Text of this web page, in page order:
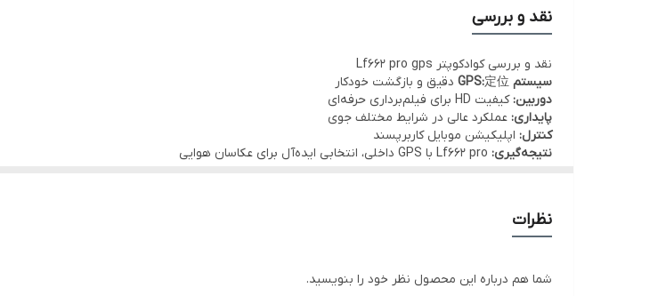
نقد و بررسی
نقد و بررسی کوادکوپتر Lf662 pro gps
سیستم GPS: 定位 دقیق و بازگشت خودکار
دوربین:کیفیت HD برای فیلم‌برداری حرفه‌ای
پایداری: عملکرد عالی در شرایط مختلف جوی
کنترل: اپلیکیشن موبایل کاربرپسند
نتیجه‌گیری:
نظرات
شما هم درباره این محصول نظر خود را بنویسید.